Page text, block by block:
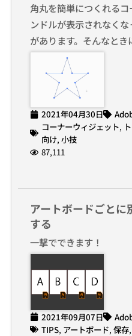
角丸を簡単につくれる
ンドルが表示されなく
があります。そんなとき
2021年04月30日
コーナーウィジェット,
向け, 小技
87,111
アートボードごと
する
一撃でできます！
2021年09月07日
TIPS, アートボード, 保存,